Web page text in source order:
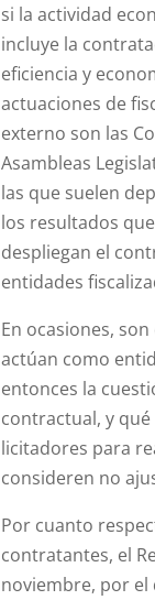
si la actividad
incluye la
eficiencia y
actuaciones de
externo son las
Asambleas
las que suelen
los resultados
despliegan el
entidades
En ocasiones,
actúan como
entonces la
contractual, y
licitadores para
consideren no
Por cuanto
contratantes, el
noviembre, por el